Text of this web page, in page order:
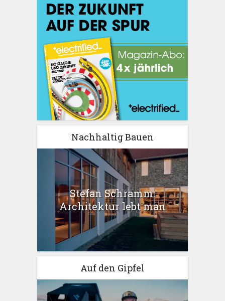
Nachhaltig Bauen
Stefan Schramm:
Architektur lebt man
Auf den Gipfel